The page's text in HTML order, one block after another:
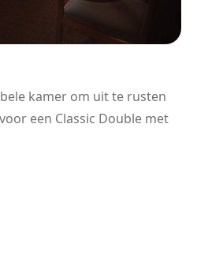
kamer om uit te rusten
een Classic Double met